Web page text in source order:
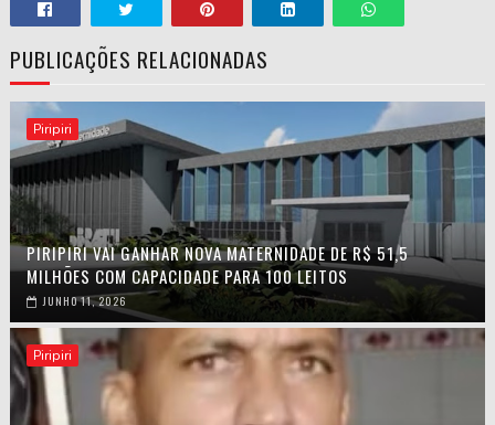
PUBLICAÇÕES RELACIONADAS
Piripiri
PIRIPIRI VAI GANHAR NOVA MATERNIDADE DE R$ 51,5
MILHÕES COM CAPACIDADE PARA 100 LEITOS
JUNHO 11, 2026
Piripiri